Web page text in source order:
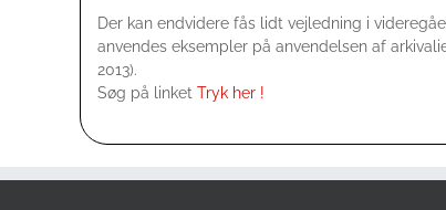
Der kan endvidere fås lidt vejledning i
anvendes eksempler på anvendelsen af
2013).
Søg på linket Tryk her !